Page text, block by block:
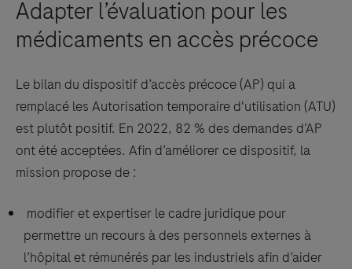
Adapter l’évaluation pour les
médicaments en accès précoce
Le bilan du dispositif d’accès précoce (AP) qui a
remplacé les Autorisation temporaire d'utilisation (ATU)
est plutôt positif. En 2022, 82 % des demandes d’AP
ont été acceptées. Afin d’améliorer ce dispositif, la
mission propose de :
modifier et expertiser le cadre juridique pour
permettre un recours à des personnels externes à
l’hôpital et rémunérés par les industriels afin d’aider